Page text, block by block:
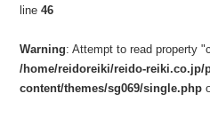
line46
Warning: Attempt to read property
/home/reidoreiki/reido-reiki.co.jp/
content/themes/sg069/single.php